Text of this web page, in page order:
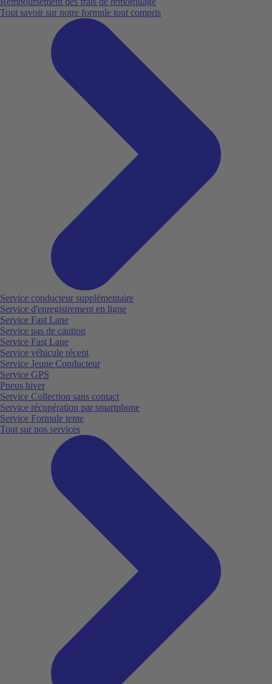
Tout savoir sur notre formule tout compris
Service conducteur supplémentaire
Service d'enregistrement en ligne
Service Fast Lane
Service pas de caution
Service Fast Lane
Service véhicule récent
Service Jeune Conducteur
Service GPS
Pneus hiver
Service Collection sans contact
Service récupération par smartphone
Service Formule tente
Tout sur nos services